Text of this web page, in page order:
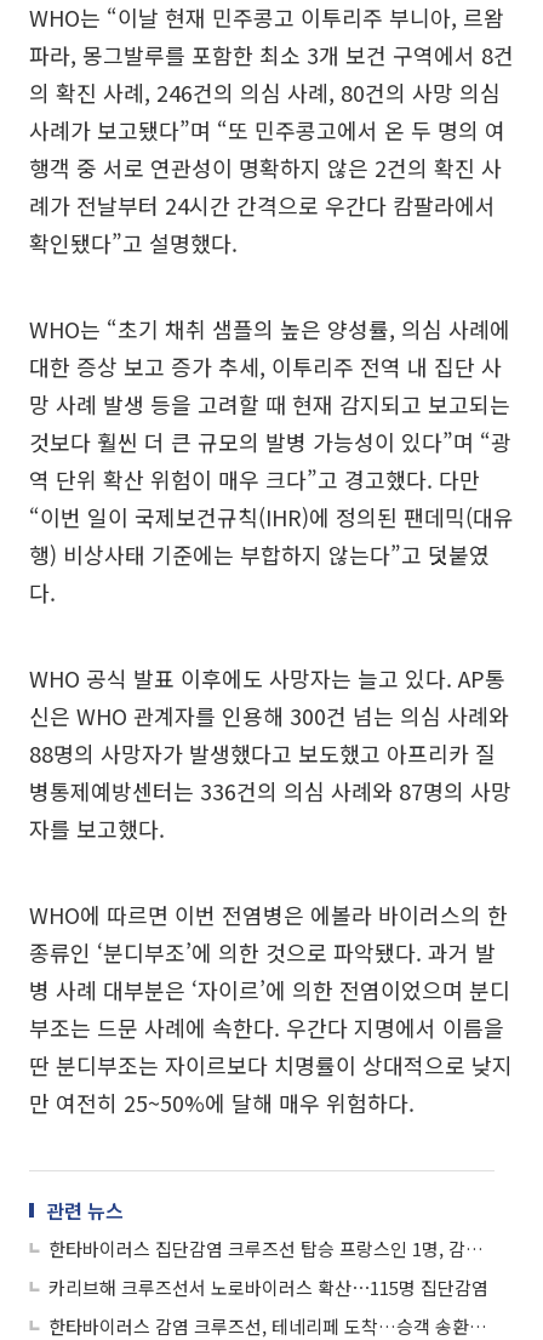
WHO는 “이날 현재 민주콩고 이투리주 부니아, 르왐
파라, 몽그발루를 포함한 최소 3개 보건 구역에서 8건
의 확진 사례, 246건의 의심 사례, 80건의 사망 의심
사례가 보고됐다”며 “또 민주콩고에서 온 두 명의 여
행객 중 서로 연관성이 명확하지 않은 2건의 확진 사
례가 전날부터 24시간 간격으로 우간다 캄팔라에서
확인됐다”고 설명했다.
WHO는 “초기 채취 샘플의 높은 양성률, 의심 사례에
대한 증상 보고 증가 추세, 이투리주 전역 내 집단 사
망 사례 발생 등을 고려할 때 현재 감지되고 보고되는
것보다 훨씬 더 큰 규모의 발병 가능성이 있다”며 “광
역 단위 확산 위험이 매우 크다”고 경고했다. 다만
“이번 일이 국제보건규칙(IHR)에 정의된 팬데믹(대유
행) 비상사태 기준에는 부합하지 않는다”고 덧붙였
다.
WHO 공식 발표 이후에도 사망자는 늘고 있다. AP통
신은 WHO 관계자를 인용해 300건 넘는 의심 사례와
88명의 사망자가 발생했다고 보도했고 아프리카 질
병통제예방센터는 336건의 의심 사례와 87명의 사망
자를 보고했다.
WHO에 따르면 이번 전염병은 에볼라 바이러스의 한
종류인 ‘분디부조’에 의한 것으로 파악됐다. 과거 발
병 사례 대부분은 ‘자이르’에 의한 전염이었으며 분디
부조는 드문 사례에 속한다. 우간다 지명에서 이름을
딴 분디부조는 자이르보다 치명률이 상대적으로 낮지
만 여전히 25~50%에 달해 매우 위험하다.
관련 뉴스
한타바이러스 집단감염 크루즈선 탑승 프랑스인 1명, 감염 증상 발생해
카리브해 크루즈선서 노로바이러스 확산⋯115명 집단감염
한타바이러스 감염 크루즈선, 테네리페 도착…승객 송환작전 돌입